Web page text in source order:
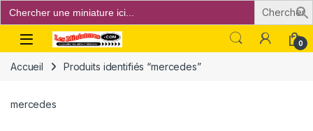
Search
for:
Open 0
Accueil Produits identifiés “mercedes”
mercedes